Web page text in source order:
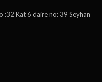
:32 Kat 6 daire no: 39 Seyhan